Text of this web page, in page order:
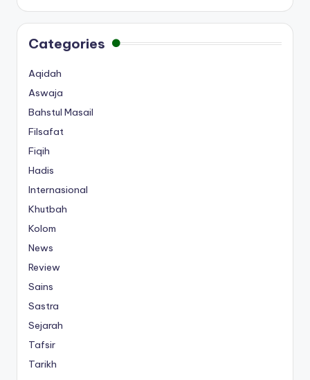
Categories
Aqidah
Aswaja
Bahstul Masail
Filsafat
Fiqih
Hadis
Internasional
Khutbah
Kolom
News
Review
Sains
Sastra
Sejarah
Tafsir
Tarikh